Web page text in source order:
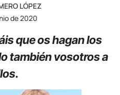
LÓPEZ
de 2020
que os hagan los
también vosotros a